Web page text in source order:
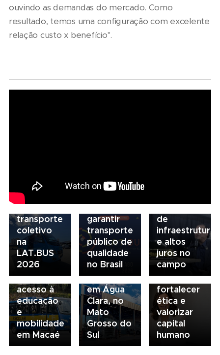
ouvindo as demandas do mercado. Como
resultado, temos uma configuração com excelente
relação custo x benefício".
financiamento
do
transporte
coletivo
na
LAT.BUS
2026
de
para
garantir
transporte
público de
qualidade
no Brasil
gargalos
de
infraestrutura
e altos
juros no
campo
04/08/2026
Renovação
da frota
escolar
fortalece
acesso à
educação
e
mobilidade
em Macaé
03/08/2026
Volvo
inaugura
concessionária
em Água
Clara, no
Mato
Grosso do
Sul
transporte:
BRT
Sorocaba
utiliza
compliance
para
fortalecer
ética e
valorizar
capital
humano